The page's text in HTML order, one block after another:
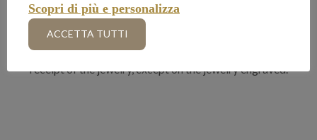
Shipping and Returns
The mass, size, and Returns are offered within 7 days from the
receipt of the jewelry, except on the jewelry engraved.
Scopri di più e personalizza
ACCETTA TUTTI